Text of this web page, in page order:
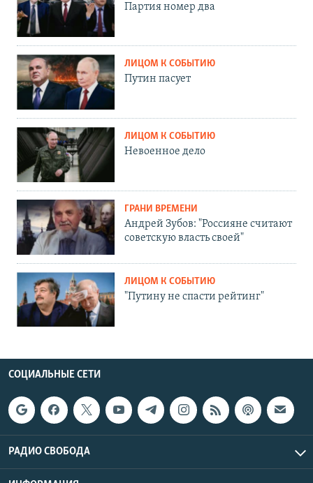
Партия номер два
ЛИЦОМ К СОБЫТИЮ
Путин пасует
ЛИЦОМ К СОБЫТИЮ
Невоенное дело
ГРАНИ ВРЕМЕНИ
Андрей Зубов: "Россияне считают
советскую власть своей"
ЛИЦОМ К СОБЫТИЮ
"Путину не спасти рейтинг"
СОЦИАЛЬНЫЕ СЕТИ
РАДИО СВОБОДА